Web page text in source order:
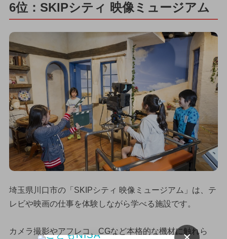
6位：SKIPシティ 映像ミュージアム
埼玉県川口市の「SKIPシティ 映像ミュージアム」は、テ
レビや映画の仕事を体験しながら学べる施設です。
カメラ撮影やアフレコ、CGなど本格的な機材に触れら